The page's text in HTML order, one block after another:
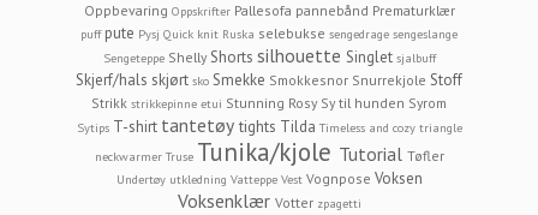
Oppbevaring Oppskrifter Pallesofa pannebånd Prematurklær
puff pute Pysj Quick knit Ruska selebukse sengedrage sengeslange
Sengeteppe Shelly Shorts silhouette Singlet sjalbuff
Skjerf/hals skjørt sko Smekke Smokkesnor Snurrekjole Stoff
Strikk strikkepinne etui Stunning Rosy Sy til hunden Syrom
Sytips T-shirt tantetøy tights Tilda Timeless and cozy triangle
neckwarmer Truse Tunika/kjole Tutorial Tøfler
Undertøy utkledning Vatteppe Vest Vognpose Voksen
Voksenklær Votter zpagetti